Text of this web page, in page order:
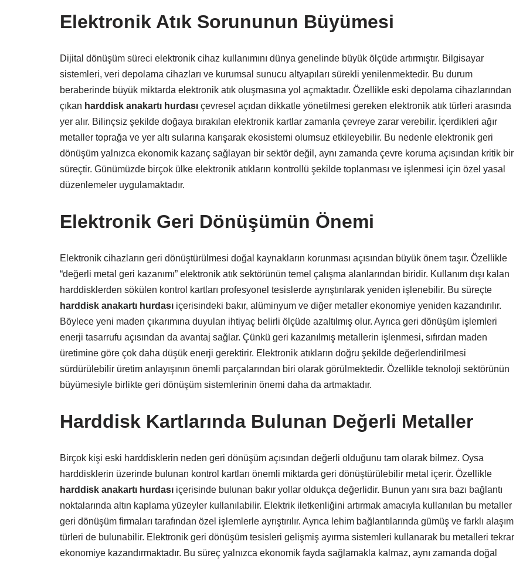
Elektronik Atık Sorununun Büyümesi
Dijital dönüşüm süreci elektronik cihaz kullanımını dünya genelinde büyük ölçüde artırmıştır. Bilgisayar
sistemleri, veri depolama cihazları ve kurumsal sunucu altyapıları sürekli yenilenmektedir. Bu durum
beraberinde büyük miktarda elektronik atık oluşmasına yol açmaktadır. Özellikle eski depolama cihazlarından
çıkan harddisk anakartı hurdası çevresel açıdan dikkatle yönetilmesi gereken elektronik atık türleri arasında
yer alır. Bilinçsiz şekilde doğaya bırakılan elektronik kartlar zamanla çevreye zarar verebilir. İçerdikleri ağır
metaller toprağa ve yer altı sularına karışarak ekosistemi olumsuz etkileyebilir. Bu nedenle elektronik geri
dönüşüm yalnızca ekonomik kazanç sağlayan bir sektör değil, aynı zamanda çevre koruma açısından kritik bir
süreçtir. Günümüzde birçok ülke elektronik atıkların kontrollü şekilde toplanması ve işlenmesi için özel yasal
düzenlemeler uygulamaktadır.
Elektronik Geri Dönüşümün Önemi
Elektronik cihazların geri dönüştürülmesi doğal kaynakların korunması açısından büyük önem taşır. Özellikle
“değerli metal geri kazanımı” elektronik atık sektörünün temel çalışma alanlarından biridir. Kullanım dışı kalan
harddisklerden sökülen kontrol kartları profesyonel tesislerde ayrıştırılarak yeniden işlenebilir. Bu süreçte
harddisk anakartı hurdası içerisindeki bakır, alüminyum ve diğer metaller ekonomiye yeniden kazandırılır.
Böylece yeni maden çıkarımına duyulan ihtiyaç belirli ölçüde azaltılmış olur. Ayrıca geri dönüşüm işlemleri
enerji tasarrufu açısından da avantaj sağlar. Çünkü geri kazanılmış metallerin işlenmesi, sıfırdan maden
üretimine göre çok daha düşük enerji gerektirir. Elektronik atıkların doğru şekilde değerlendirilmesi
sürdürülebilir üretim anlayışının önemli parçalarından biri olarak görülmektedir. Özellikle teknoloji sektörünün
büyümesiyle birlikte geri dönüşüm sistemlerinin önemi daha da artmaktadır.
Harddisk Kartlarında Bulunan Değerli Metaller
Birçok kişi eski harddisklerin neden geri dönüşüm açısından değerli olduğunu tam olarak bilmez. Oysa
harddisklerin üzerinde bulunan kontrol kartları önemli miktarda geri dönüştürülebilir metal içerir. Özellikle
harddisk anakartı hurdası içerisinde bulunan bakır yollar oldukça değerlidir. Bunun yanı sıra bazı bağlantı
noktalarında altın kaplama yüzeyler kullanılabilir. Elektrik iletkenliğini artırmak amacıyla kullanılan bu metaller
geri dönüşüm firmaları tarafından özel işlemlerle ayrıştırılır. Ayrıca lehim bağlantılarında gümüş ve farklı alaşım
türleri de bulunabilir. Elektronik geri dönüşüm tesisleri gelişmiş ayırma sistemleri kullanarak bu metalleri tekrar
ekonomiye kazandırmaktadır. Bu süreç yalnızca ekonomik fayda sağlamakla kalmaz, aynı zamanda doğal